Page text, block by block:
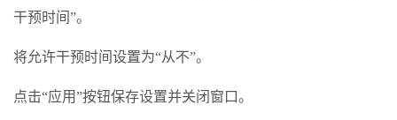
干预时间”。
将允许干预时间设置为“从不”。
点击“应用”按钮保存设置并关闭窗口。